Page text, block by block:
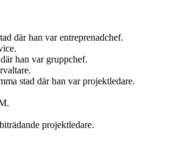
där han var entreprenadchef.
han var gruppchef.
stad där han var projektledare.
projektledare.